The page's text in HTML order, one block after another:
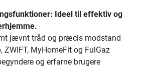
Ideel til effektiv og
jævnt tråd og præcis modstand
MyHomeFit og FulGaz
og erfarne brugere